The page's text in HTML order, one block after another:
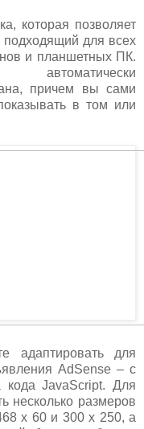
которая позволяет
подходящий для всех
и планшетных ПК.
автоматически
причем вы сами
в том или
адаптировать для
AdSense – с
JavaScript. Для
несколько размеров
x 60 и 300 x 250, а